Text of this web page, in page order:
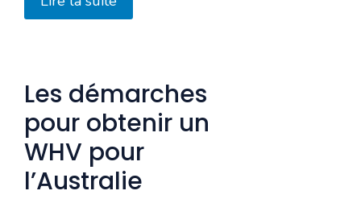
Les démarches
pour obtenir un
WHV pour
l’Australie